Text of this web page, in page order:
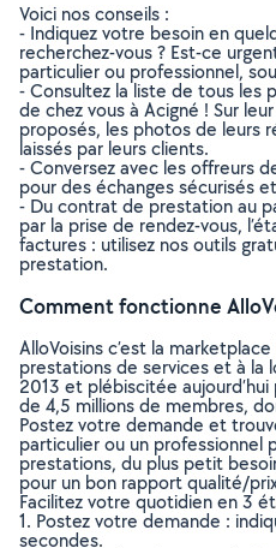
Voici nos conseils :
- Indiquez votre besoin en
recherchez-vous ? Est-ce
particulier ou professionnel,
- Consultez la liste de tous les
de chez vous à Acigné ! Sur
proposés, les photos de leurs
laissés par leurs clients.
- Conversez avec les offreurs
pour des échanges sécurisés
- Du contrat de prestation au
par la prise de rendez-vous,
factures : utilisez nos outils
prestation.
Comment fonctionne
AlloVoisins c’est la
prestations de services et à
2013 et plébiscitée
de 4,5 millions de membres,
Postez votre demande et
particulier ou un professionnel
prestations, du plus petit
pour un bon rapport qualité/
Facilitez votre quotidien en 3
1. Postez votre demande :
secondes.